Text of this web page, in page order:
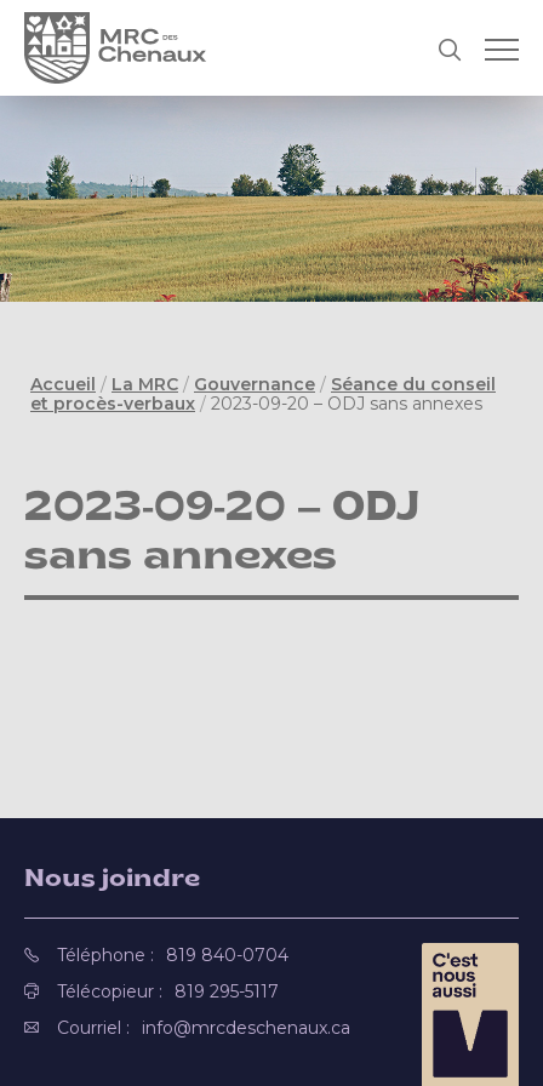
Accueil / La MRC / Gouvernance / Séance du conseil
et procès-verbaux / 2023-09-20 – ODJ sans annexes
2023-09-20 – ODJ
sans annexes
Nous joindre
Téléphone :
819 840-0704
Télécopieur :
819 295-5117
Courriel :
info@mrcdeschenaux.ca